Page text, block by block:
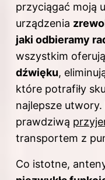
przyciągać moją
urządzenia
jaki odbieramy
wszystkim oferują
dźwięku,
które potrafiły
najlepsze
prawdziwą
transportem z
Co istotne,